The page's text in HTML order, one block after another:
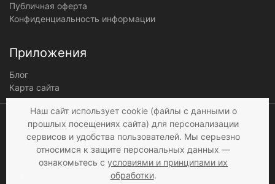
Публичная оферта
Конфиденциальность информации
Приложения
Блог
Карта сайта
© 1997 - 2026 «Мир брюк»
Мы получаем и
обрабатываем
персональные данные
посетителей нашего сайта в
соответствии сусловиями
а также c
Наш сайт использует cookie (файлы с данными о
прошлых посещениях сайта) для персонализации
сервисов и удобства пользователей. Мы серьезно
относимся к защите персональных данных —
ознакомьтесь с условиями и принципами их
обработки.